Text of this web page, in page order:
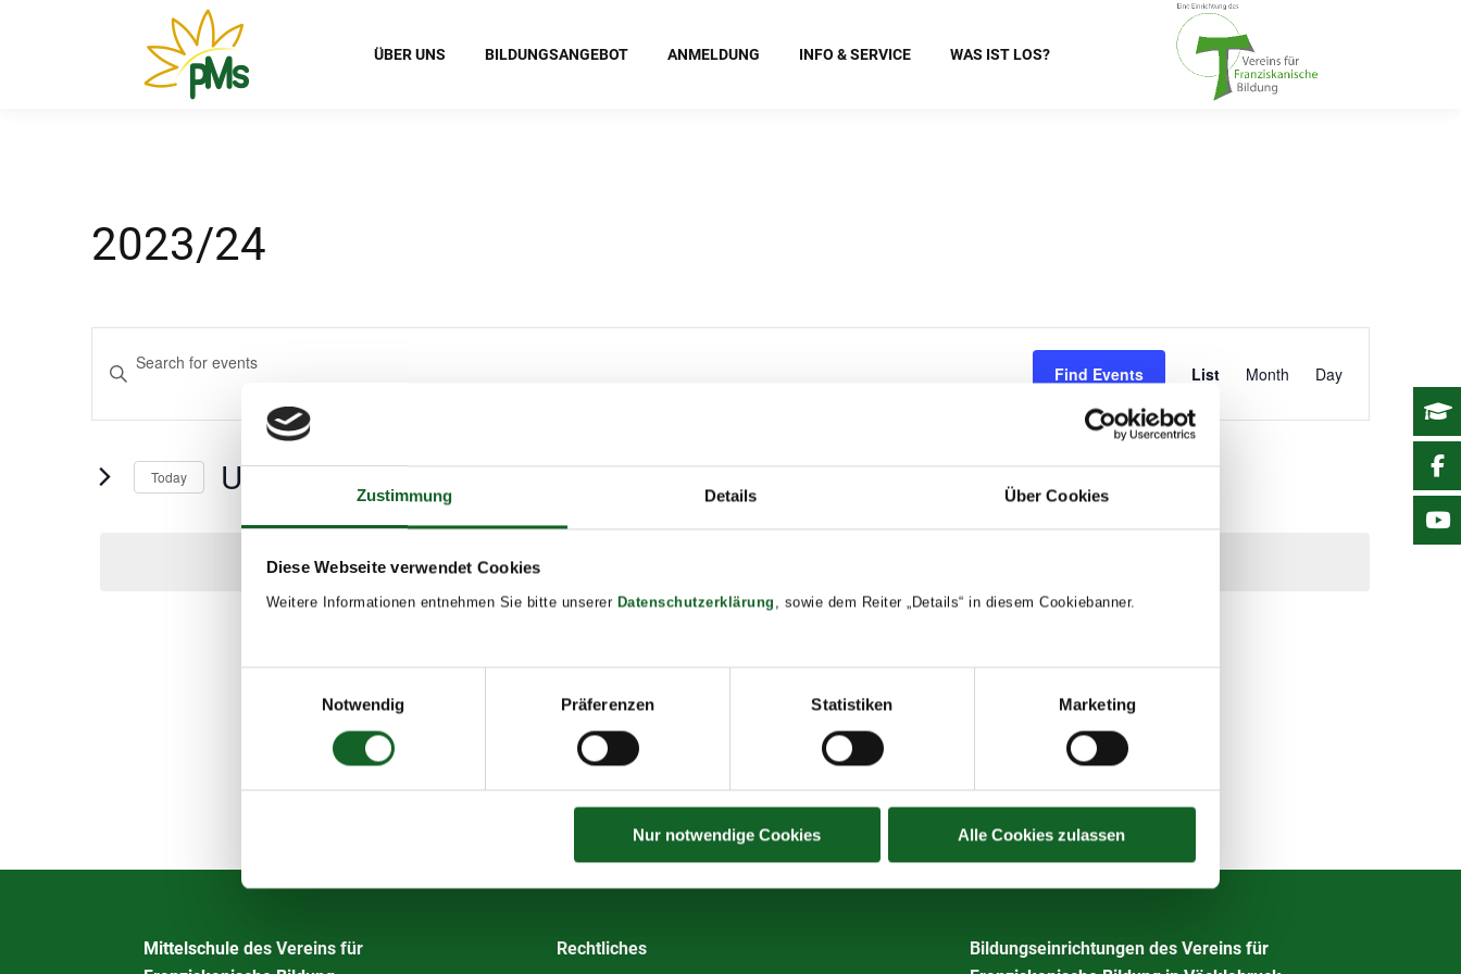
Zustimmung Details Über Cookies
Diese Webseite verwendet Cookies
Weitere Informationen entnehmen Sie bitte unserer Datenschutzerklärung , sowie dem Reiter „Details“ in diesem Cookiebanner.
Notwendig
Präferenzen Statistiken Marketing
Nur notwendige Cookies Alle Cookies zulassen
ÜBER UNS BILDUNGSANGEBOT ANMELDUNG INFO & SERVICE WAS IST LOS?
2023/24
Events
Search
and
Views
Keyword.
Search
Events
Find Events
Views
Navigation
List Month Day
Today Upcoming
Mittelschule des Vereins für
Rechtliches
Bildungseinrichtungen des Vereins für